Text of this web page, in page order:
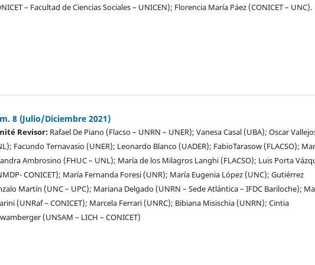
– Facultad de Ciencias Sociales – UNICEN); Florencia María Páez (CONICET – UNC).
8 (Julio/Diciembre 2021)
Revisor: Rafael De Piano (Flacso – UNRN – UNER); Vanesa Casal (UBA); Oscar
Facundo Ternavasio (UNER); Leonardo Blanco (UADER); FabioTarasow (FLACSO);
Ambrosino (FHUC – UNL); María de los Milagros Langhi (FLACSO); Luis Porta
CONICET); María Fernanda Foresi (UNR); María Eugenia López (UNC); Gutiérrez
Martín (UNC – UPC); Mariana Delgado (UNRN – Sede Atlántica – IFDC Bariloche);
(UNRaf – CONICET); Marcela Ferrari (UNRC); Bibiana Misischia (UNRN); Cintia
(UNSAM – LICH – CONICET)